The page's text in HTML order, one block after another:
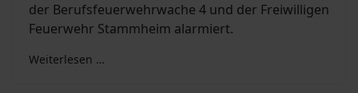
der Berufsfeuerwehrwache 4 und der Freiwilligen
Feuerwehr Stammheim alarmiert.
Weiterlesen …